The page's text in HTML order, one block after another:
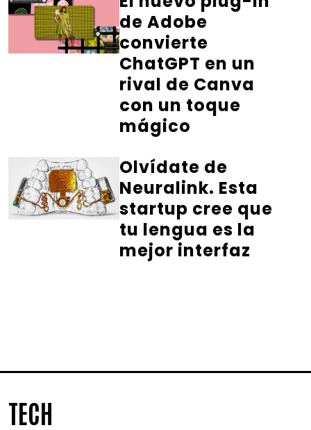
de Adobe
convierte
ChatGPT en un
rival de Canva
con un toque
mágico
Olvídate de
Neuralink. Esta
startup cree que
tu lengua es la
mejor interfaz
TECH